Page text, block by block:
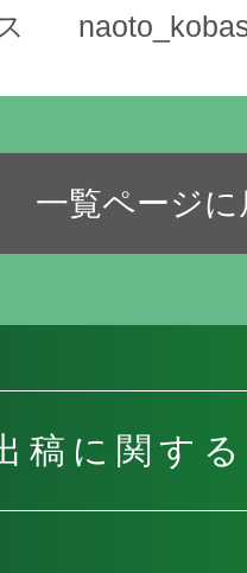
一覧ページに
稿に関す